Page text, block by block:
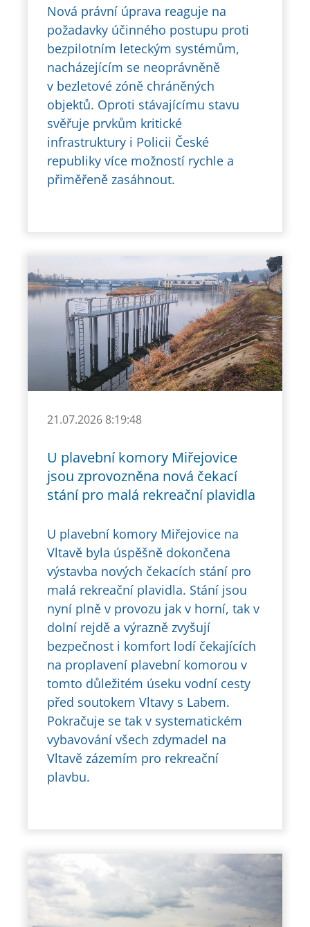
Nová právní úprava reaguje na
požadavky účinného postupu proti
bezpilotním leteckým systémům,
nacházejícím se neoprávněně
v bezletové zóně chráněných
objektů. Oproti stávajícímu stavu
svěřuje prvkům kritické
infrastruktury i Policii České
republiky více možností rychle a
přiměřeně zasáhnout.
21.07.2026 8:19:48
U plavební komory Miřejovice
jsou zprovozněna nová čekací
stání pro malá rekreační plavidla
U plavební komory Miřejovice na
Vltavě byla úspěšně dokončena
výstavba nových čekacích stání pro
malá rekreační plavidla. Stání jsou
nyní plně v provozu jak v horní, tak v
dolní rejdě a výrazně zvyšují
bezpečnost i komfort lodí čekajících
na proplavení plavební komorou v
tomto důležitém úseku vodní cesty
před soutokem Vltavy s Labem.
Pokračuje se tak v systematickém
vybavování všech zdymadel na
Vltavě zázemím pro rekreační
plavbu.